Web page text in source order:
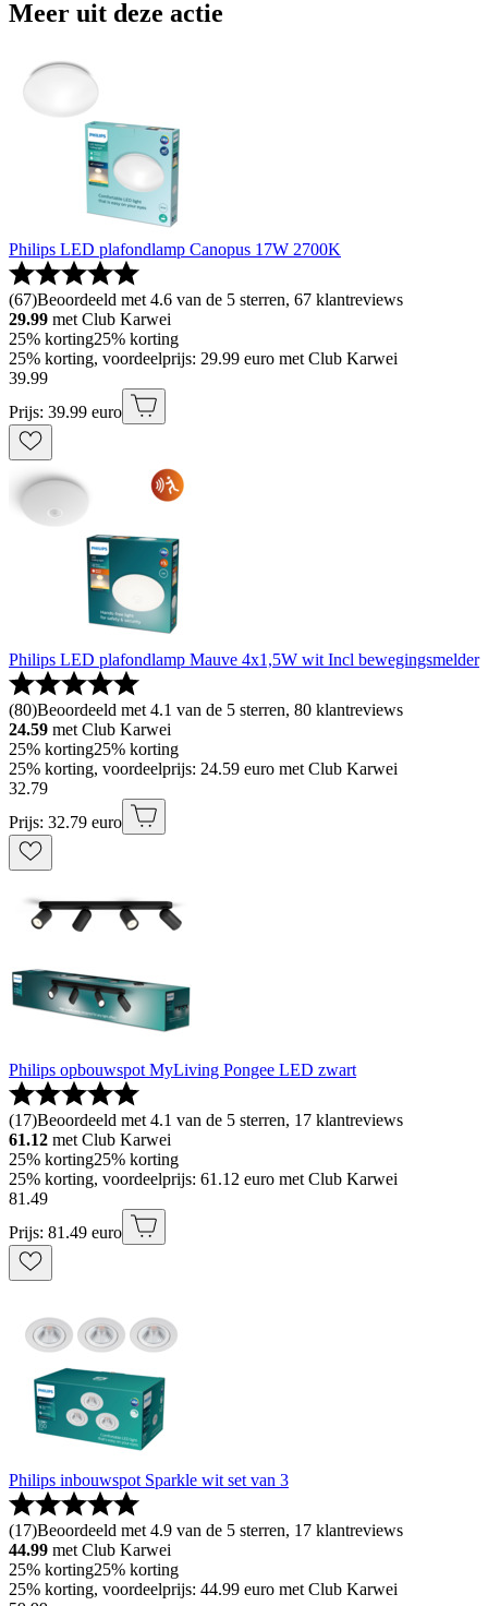
Meer uit deze actie
Philips LED plafondlamp Canopus 17W 2700K
(67)Beoordeeld met 4.6 van de 5 sterren, 67 klantreviews
29.99 met Club Karwei
25% korting25% korting
25% korting, voordeelprijs: 29.99 euro met Club Karwei
39.99
Prijs: 39.99 euro
Philips LED plafondlamp Mauve 4x1,5W wit Incl bewegingsmelder
(80)Beoordeeld met 4.1 van de 5 sterren, 80 klantreviews
24.59 met Club Karwei
25% korting25% korting
25% korting, voordeelprijs: 24.59 euro met Club Karwei
32.79
Prijs: 32.79 euro
Philips opbouwspot MyLiving Pongee LED zwart
(17)Beoordeeld met 4.1 van de 5 sterren, 17 klantreviews
61.12 met Club Karwei
25% korting25% korting
25% korting, voordeelprijs: 61.12 euro met Club Karwei
81 .49
Prijs: 81.49 euro
Philips inbouwspot Sparkle wit set van 3
(17)Beoordeeld met 4.9 van de 5 sterren, 17 klantreviews
44.99 met Club Karwei
25% korting25% korting
25% korting, voordeelprijs: 44.99 euro met Club Karwei